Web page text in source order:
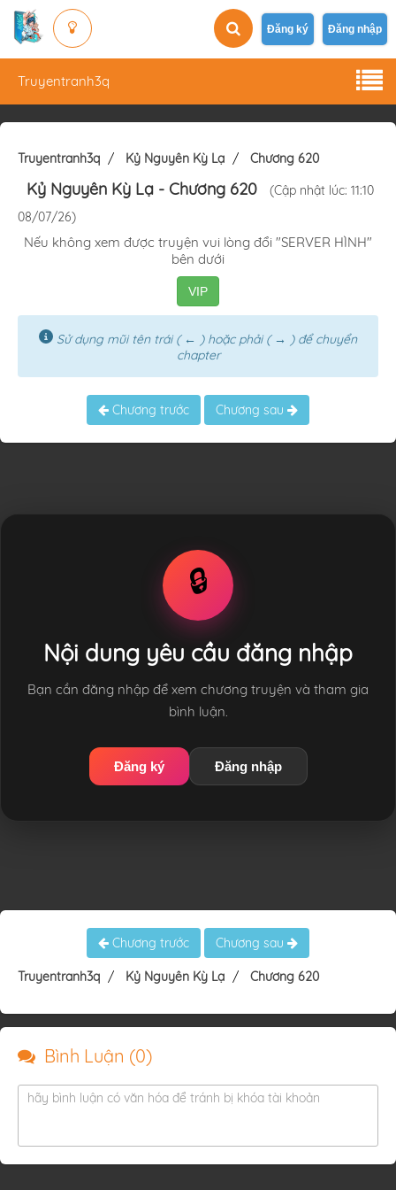
Đăng ký Đăng nhập
Truyentranh3q
Truyentranh3q Kỷ Nguyên Kỳ Lạ Chương 620
Kỷ Nguyên Kỳ Lạ - Chương 620
(Cập nhật lúc: 11:10
08/07/26)
Nếu không xem được truyện vui lòng đổi "SERVER HÌNH"
bên dưới
VIP
Sử dụng mũi tên trái ( ← ) hoặc phải ( → ) để chuyển
chapter
Chương trước Chương sau
🔒
Nội dung yêu cầu đăng nhập
Bạn cần đăng nhập để xem chương truyện và tham gia
bình luận.
Đăng ký Đăng nhập
Chương trước Chương sau
Truyentranh3q Kỷ Nguyên Kỳ Lạ Chương 620
Bình Luận (0)
hãy bình luận có văn hóa để tránh bị khóa tài khoản